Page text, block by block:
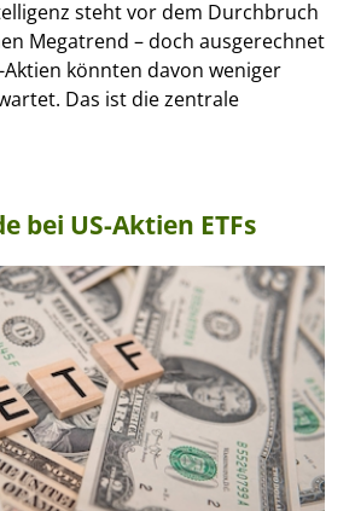
steht vor dem Durchbruch
Megatrend – doch ausgerechnet
könnten davon weniger
Das ist die zentrale
bei US-Aktien ETFs